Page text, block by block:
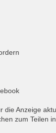
die Anzeige
zum Teilen